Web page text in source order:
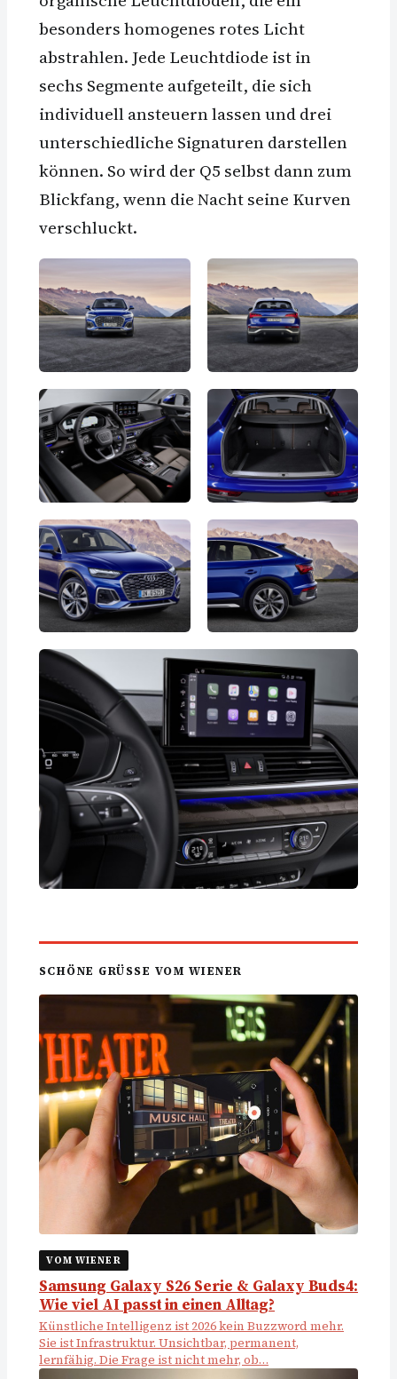
besonders homogenes rotes Licht
abstrahlen. Jede Leuchtdiode ist in
sechs Segmente aufgeteilt, die sich
individuell ansteuern lassen und drei
unterschiedliche Signaturen darstellen
können. So wird der Q5 selbst dann zum
Blickfang, wenn die Nacht seine Kurven
verschluckt.
SCHÖNE GRÜSSE VOM WIENER
VOM WIENER
Samsung Galaxy S26 Serie & Galaxy Buds4:
Wie viel AI passt in einen Alltag?
Künstliche Intelligenz ist 2026 kein Buzzword mehr.
Sie ist Infrastruktur. Unsichtbar, permanent,
lernfähig. Die Frage ist nicht mehr, ob…